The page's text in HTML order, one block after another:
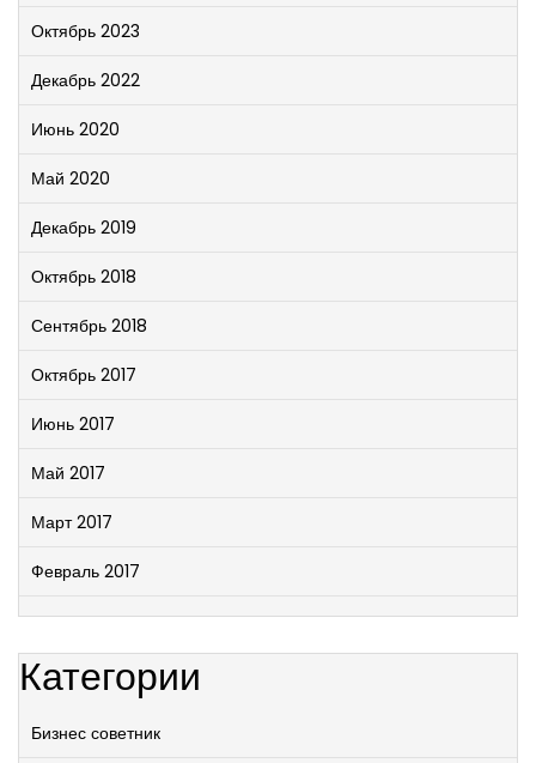
Октябрь 2023
Декабрь 2022
Июнь 2020
Май 2020
Декабрь 2019
Октябрь 2018
Сентябрь 2018
Октябрь 2017
Июнь 2017
Май 2017
Март 2017
Февраль 2017
Категории
Бизнес советник